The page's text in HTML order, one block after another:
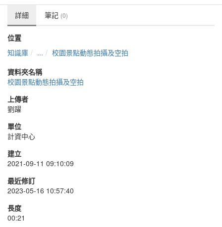
詳細 筆記 (0)
位置
知識庫
...
校園景點動態拍攝及空拍
資料夾名稱
校園景點動態拍攝及空拍
上傳者
劉躍
單位
計資中心
建立
2021-09-11 09:10:09
最近修訂
2023-05-16 10:57:40
長度
00:21